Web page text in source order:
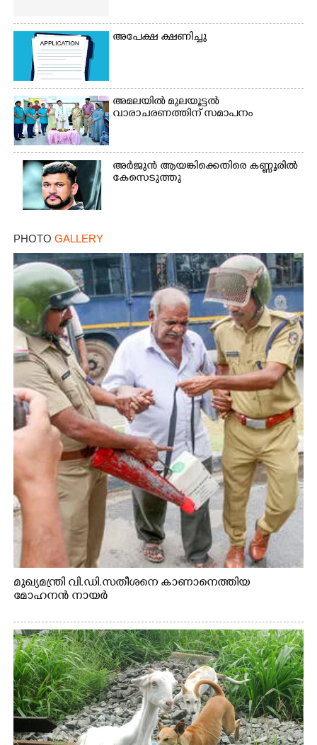
അപേക്ഷ ക്ഷണിച്ചു
അമലയിൽ മുലയൂട്ടൽ
വാരാചരണത്തിന് സമാപനം
അർജുൻ ആയങ്കിക്കെതിരെ കണ്ണൂരിൽ
കേസെടുത്തു
PHOTO GALLERY
മുഖ്യമന്ത്രി വി.ഡി.സതീശനെ കാണാനെത്തിയ
മോഹനൻ നായർ
Share this link